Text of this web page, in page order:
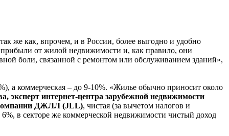
же как, впрочем, и в России, более выгодно и удобно
прибыли от жилой недвижимости и, как правило, они
боли, связанной с ремонтом или обслуживанием зданий»,
а коммерческая – до 9-10%. «Жилье обычно приносит около
эксперт интернет-центра зарубежной недвижимости
компании ДЖЛЛ (JLL), чистая (за вычетом налогов и
в секторе же коммерческой недвижимости чистый доход